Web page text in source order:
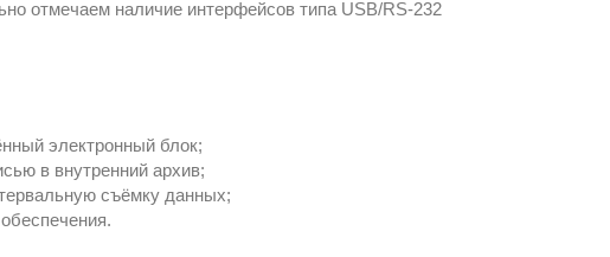
отмечаем наличие интерфейсов типа USB/RS-232
электронный блок;
в внутренний архив;
съёмку данных;